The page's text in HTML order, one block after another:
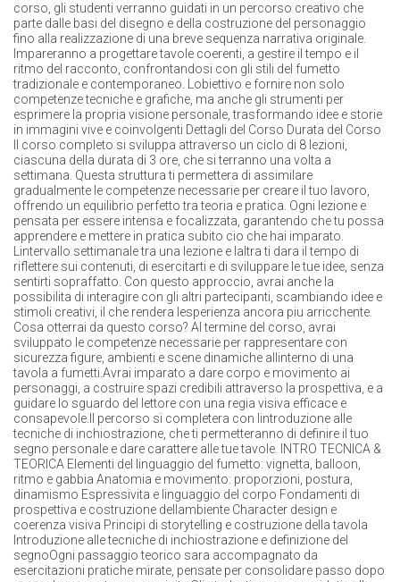
corso, gli studenti verranno guidati in un percorso creativo che
parte dalle basi del disegno e della costruzione del personaggio
fino alla realizzazione di una breve sequenza narrativa originale.
Impareranno a progettare tavole coerenti, a gestire il tempo e il
ritmo del racconto, confrontandosi con gli stili del fumetto
tradizionale e contemporaneo. Lobiettivo e fornire non solo
competenze tecniche e grafiche, ma anche gli strumenti per
esprimere la propria visione personale, trasformando idee e storie
in immagini vive e coinvolgenti Dettagli del Corso Durata del Corso
Il corso completo si sviluppa attraverso un ciclo di 8 lezioni,
ciascuna della durata di 3 ore, che si terranno una volta a
settimana. Questa struttura ti permettera di assimilare
gradualmente le competenze necessarie per creare il tuo lavoro,
offrendo un equilibrio perfetto tra teoria e pratica. Ogni lezione e
pensata per essere intensa e focalizzata, garantendo che tu possa
apprendere e mettere in pratica subito cio che hai imparato.
Lintervallo settimanale tra una lezione e laltra ti dara il tempo di
riflettere sui contenuti, di esercitarti e di sviluppare le tue idee, senza
sentirti sopraffatto. Con questo approccio, avrai anche la
possibilita di interagire con gli altri partecipanti, scambiando idee e
stimoli creativi, il che rendera lesperienza ancora piu arricchente.
Cosa otterrai da questo corso? Al termine del corso, avrai
sviluppato le competenze necessarie per rappresentare con
sicurezza figure, ambienti e scene dinamiche allinterno di una
tavola a fumetti.Avrai imparato a dare corpo e movimento ai
personaggi, a costruire spazi credibili attraverso la prospettiva, e a
guidare lo sguardo del lettore con una regia visiva efficace e
consapevole.Il percorso si completera con lintroduzione alle
tecniche di inchiostrazione, che ti permetteranno di definire il tuo
segno personale e dare carattere alle tue tavole. INTRO TECNICA &
TEORICA Elementi del linguaggio del fumetto: vignetta, balloon,
ritmo e gabbia Anatomia e movimento: proporzioni, postura,
dinamismo Espressivita e linguaggio del corpo Fondamenti di
prospettiva e costruzione dellambiente Character design e
coerenza visiva Principi di storytelling e costruzione della tavola
Introduzione alle tecniche di inchiostrazione e definizione del
segnoOgni passaggio teorico sara accompagnato da
esercitazioni pratiche mirate, pensate per consolidare passo dopo